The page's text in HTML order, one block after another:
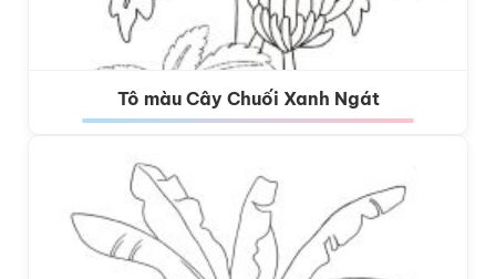
Tô màu Cây Chuối Xanh Ngát